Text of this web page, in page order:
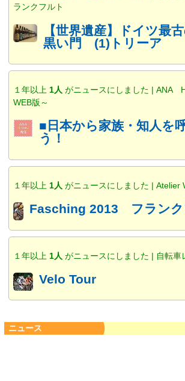
ランクフルト
【世界遺産】ドイツ最
黒い門 (1)トリーア
１年以上 1人 がニュースにしました | ANA
WEB版～
■日本から家族・知人を
う！
１年以上 1人 がニュースにしました | Atelier
Fasching 2013 フランク
１年以上 1人 がニュースにしました | 自転
Velo Tour
ニュース